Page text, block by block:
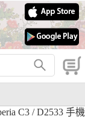
『信用卡零利率
行、華南銀行、
行、國泰世華、